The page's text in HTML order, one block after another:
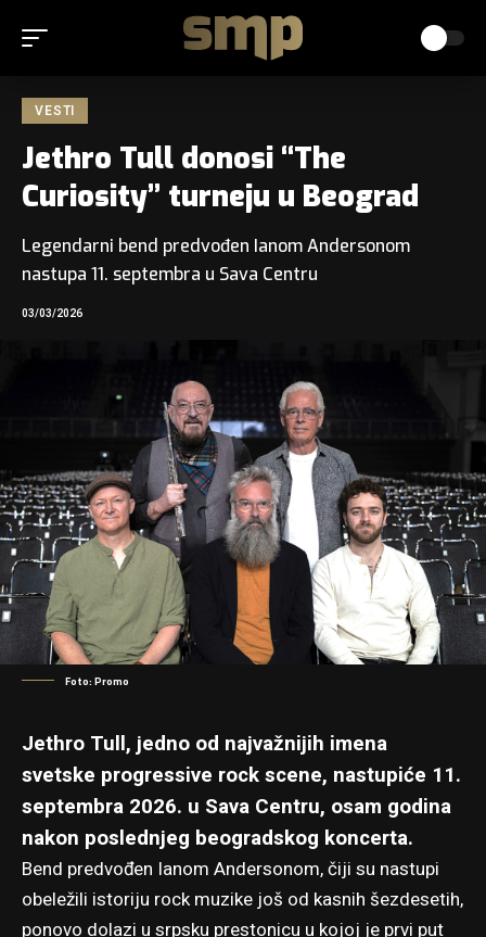
VESTI
Jethro Tull donosi “The
Curiosity” turneju u Beograd
Legendarni bend predvođen Ianom Andersonom
nastupa 11. septembra u Sava Centru
03/03/2026
Foto: Promo
Jethro Tull, jedno od najvažnijih imena
svetske progressive rock scene, nastupiće 11.
septembra 2026. u Sava Centru, osam godina
nakon poslednjeg beogradskog koncerta.
Bend predvođen Ianom Andersonom, čiji su nastupi
obeležili istoriju rock muzike još od kasnih šezdesetih,
ponovo dolazi u srpsku prestonicu u kojoj je prvi put